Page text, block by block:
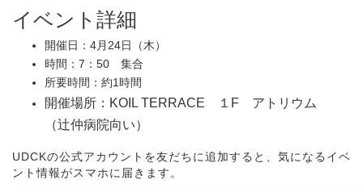
イベント詳細
開催日：4月24日（木）
時間：7：50 集合
所要時間：約1時間
開催場所：KOIL TERRACE １F アトリウム
（辻仲病院向い）
UDCKの公式アカウントを友だちに追加すると、気になるイベ
ント情報がスマホに届きます。